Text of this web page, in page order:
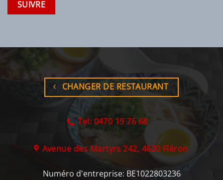
SUIVRE
CHANGER DE RESTAURANT
Tel: 0470 19 76 68
Avenue des Martyrs 242, 4620 Fléron
Numéro d'entreprise: BE1022803236